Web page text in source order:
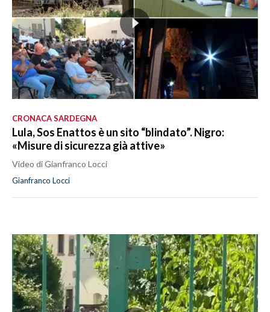
CRONACA SARDEGNA
Lula, Sos Enattos è un sito “blindato”. Nigro:
«Misure di sicurezza già attive»
Video di Gianfranco Locci
Gianfranco Locci